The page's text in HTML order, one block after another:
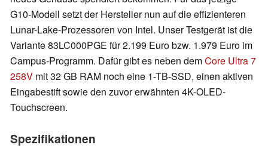
G10-Modell setzt der Hersteller nun auf die effizienteren
Lunar-Lake-Prozessoren von Intel. Unser Testgerät ist die
Variante 83LC000PGE für 2.199 Euro bzw. 1.979 Euro im
Campus-Programm. Dafür gibt es neben demCore Ultra 7
258V mit 32 GB RAM noch eine 1-TB-SSD, einen aktiven
Eingabestift sowie den zuvor erwähnten 4K-OLED-
Touchscreen.
Spezifikationen